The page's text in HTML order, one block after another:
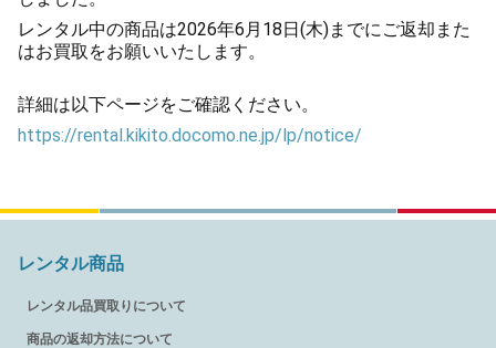
レンタル中の商品は2026年6月18日(木)までにご返却また
はお買取をお願いいたします。
詳細は以下ページをご確認ください。
https://rental.kikito.docomo.ne.jp/lp/notice/
レンタル商品
レンタル品買取りについて
商品の返却方法について